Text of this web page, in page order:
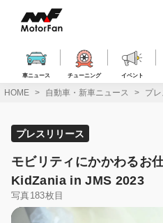
ス
車ニュース チューニング イベント
HOME 自動車・新車ニュース プ
プレスリリース
モビリティにかかわるお
KidZania in JMS 2023
写真183枚目